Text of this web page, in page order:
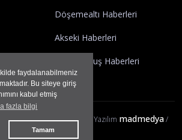
faydalanabilmeniz
Bu siteye giriş
kabul etmiş
fazla bilgi
Tamam
Döşemealtı Haberleri
Akseki Haberleri
Gündoğmuş Haberleri
© 2023 Her hakkı Saklıdır | Yazılım madmedya/
SEO byseo uzmanı